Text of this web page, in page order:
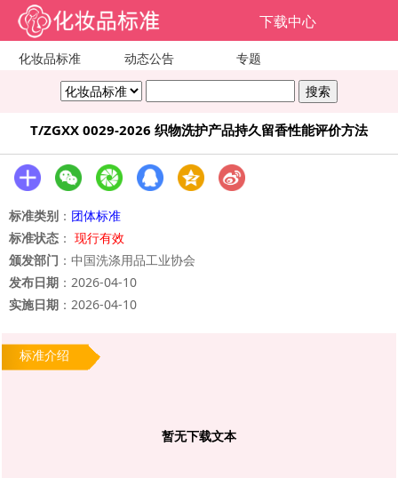
下载中心
化妆品标准 动态公告 专题
T/ZGXX 0029-2026 织物洗护产品持久留香性能评价方法
标准类别 ： 团体标准
标准状态 ： 现行有效
颁发部门 ：中国洗涤用品工业协会
发布日期 ：2026-04-10
实施日期 ：2026-04-10
标准介绍
暂无下载文本